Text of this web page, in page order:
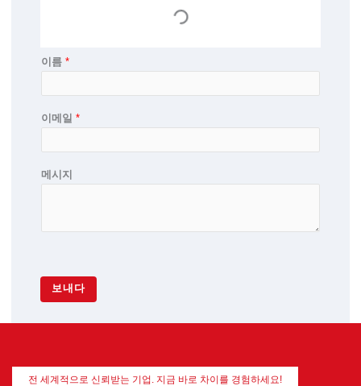
이름 *
이메일 *
메시지
보내다
전 세계적으로 신뢰받는 기업. 지금 바로 차이를 경험하세요!